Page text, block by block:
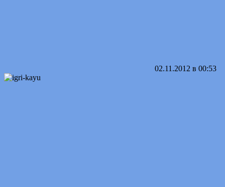
02.11.2012 в 00:53